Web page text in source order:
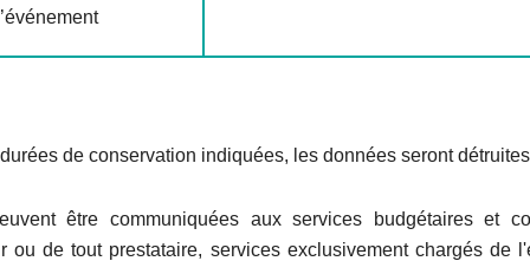
de conservation indiquées, les données seront
être communiquées aux services budgétaires et
ou de tout prestataire, services exclusivement chargés de